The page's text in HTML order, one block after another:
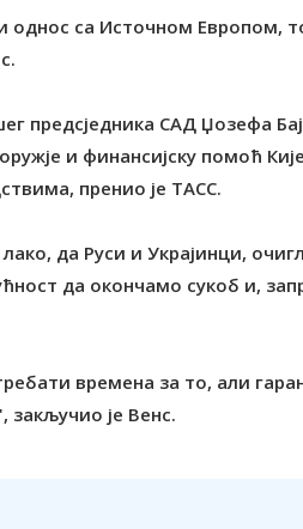
са Источном Европом,
предсједника САД Џозефа
и финансијску помоћ
пренио је ТАСС.
да Руси и Украјинци,
да окончамо сукоб и,
времена за то, али
закључио је Венс.